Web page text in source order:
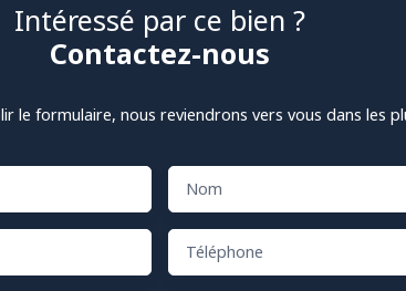
Intéressé par ce bien ?
Contactez-nous
le formulaire, nous reviendrons vers vous dans les
Nom
Téléphone